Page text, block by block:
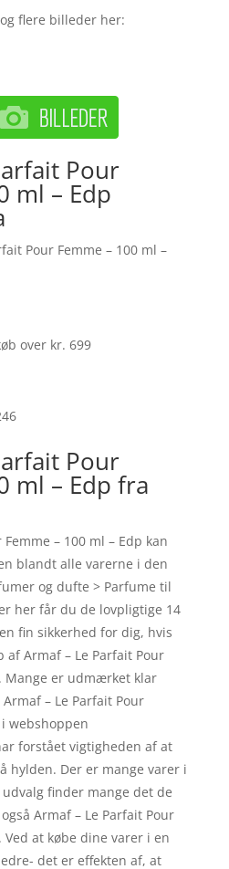
flere billeder her:
Pour
ml – Edp
Pour Femme – 100 ml –
over kr. 699
Pour
ml – Edp fra
– 100 ml – Edp kan
blandt alle varerne i den
og dufte > Parfume til
her får du de lovpligtige 14
fin sikkerhed for dig, hvis
Armaf – Le Parfait Pour
Mange er udmærket klar
– Le Parfait Pour
i webshoppen
forstået vigtigheden af at
hylden. Der er mange varer i
finder mange det de
Armaf – Le Parfait Pour
Ved at købe dine varer i en
det er effekten af, at